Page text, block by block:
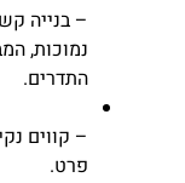
– בנייה
נמוכות,
התדרים.
– קווים
פרט.